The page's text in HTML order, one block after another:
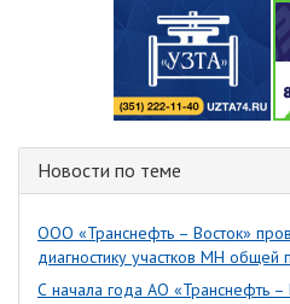
Новости по теме
ООО «Транснефть – Восток»
диагностику участков МН общей
С начала года АО «Транснефть